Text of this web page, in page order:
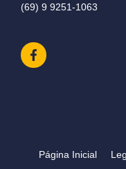
(69) 9 9251-1063
Página Inicial